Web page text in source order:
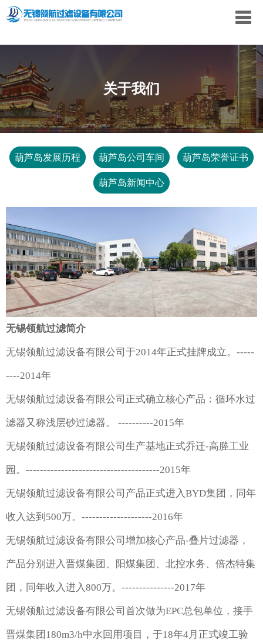
关于我们
葫芦岛发展历程 葫芦岛公司车间 葫芦岛荣誉证书
葫芦岛新闻中心
无锡领航过滤简介
无锡领航过滤设备有限公司于2014年正式挂牌成立。-----
----2014年
无锡领航过滤设备有限公司正式确立核心产品：循环水过
滤器又称浅层砂过滤器。 ----------2015年
无锡领航过滤设备有限公司生产基地正式乔迁-高塍工业
园。--------------------------------------2015年
无锡领航过滤设备有限公司产品正式进入BYD集团，同年
收入达到500万。--------------------2016年
无锡领航过滤设备有限公司增加核心产品-叠片过滤器，
产品分别进入晋煤集团、阳煤集团、北控水务、倍杰特集
团，同年收入进入800万。---------------2017年
无锡领航过滤设备有限公司首次做为EPC总包单位，接手
晋煤集团180m3/h中水回用项目，于18年4月正式竣工验